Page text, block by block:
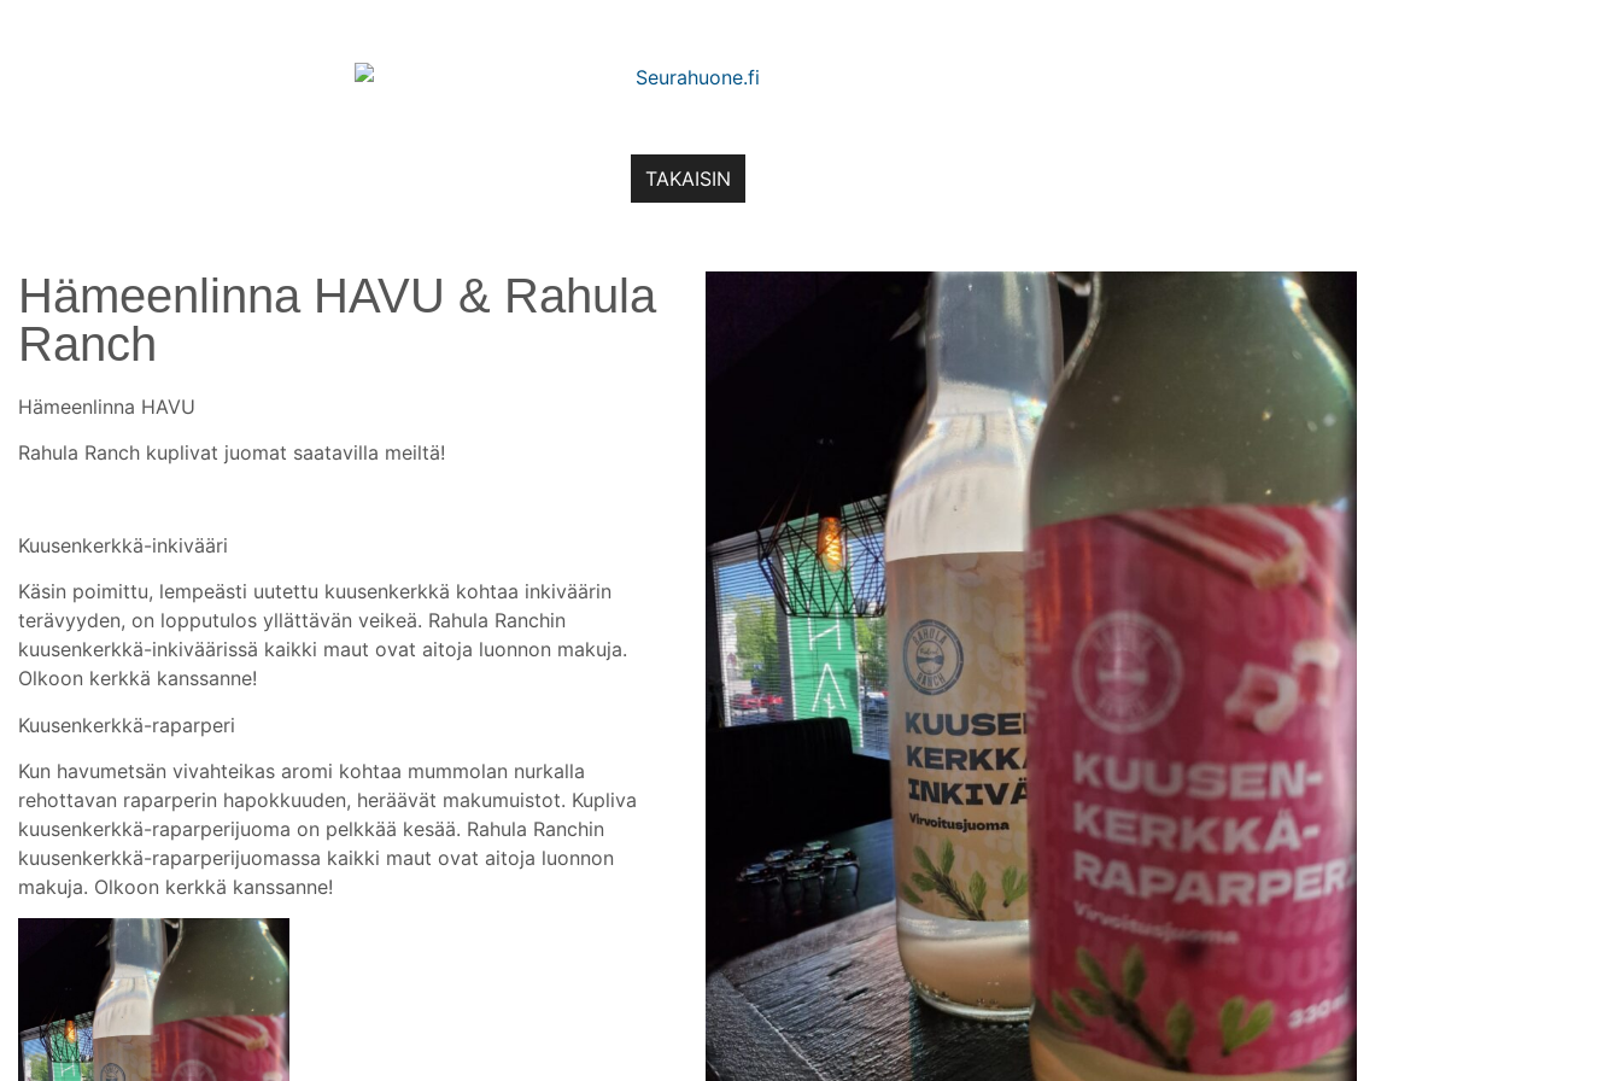
TAKAISIN
Hämeenlinna HAVU & Rahula
Ranch
Hämeenlinna HAVU
Rahula Ranch kuplivat juomat saatavilla meiltä!
Kuusenkerkkä-inkivääri
Käsin poimittu, lempeästi uutettu kuusenkerkkä kohtaa inkiväärin
terävyyden, on lopputulos yllättävän veikeä. Rahula Ranchin
kuusenkerkkä-inkiväärissä kaikki maut ovat aitoja luonnon makuja.
Olkoon kerkkä kanssanne!
Kuusenkerkkä-raparperi
Kun havumetsän vivahteikas aromi kohtaa mummolan nurkalla
rehottavan raparperin hapokkuuden, heräävät makumuistot. Kupliva
kuusenkerkkä-raparperijuoma on pelkkää kesää. Rahula Ranchin
kuusenkerkkä-raparperijuomassa kaikki maut ovat aitoja luonnon
makuja. Olkoon kerkkä kanssanne!